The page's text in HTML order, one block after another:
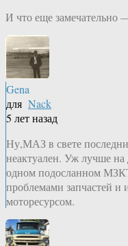
И что еще замечательно
Gena
для Nack
5 лет назад
Ну,МАЗ в свете
неактуален. Уж лучше
одном подосланном
проблемами запчастей
моторесурсом.